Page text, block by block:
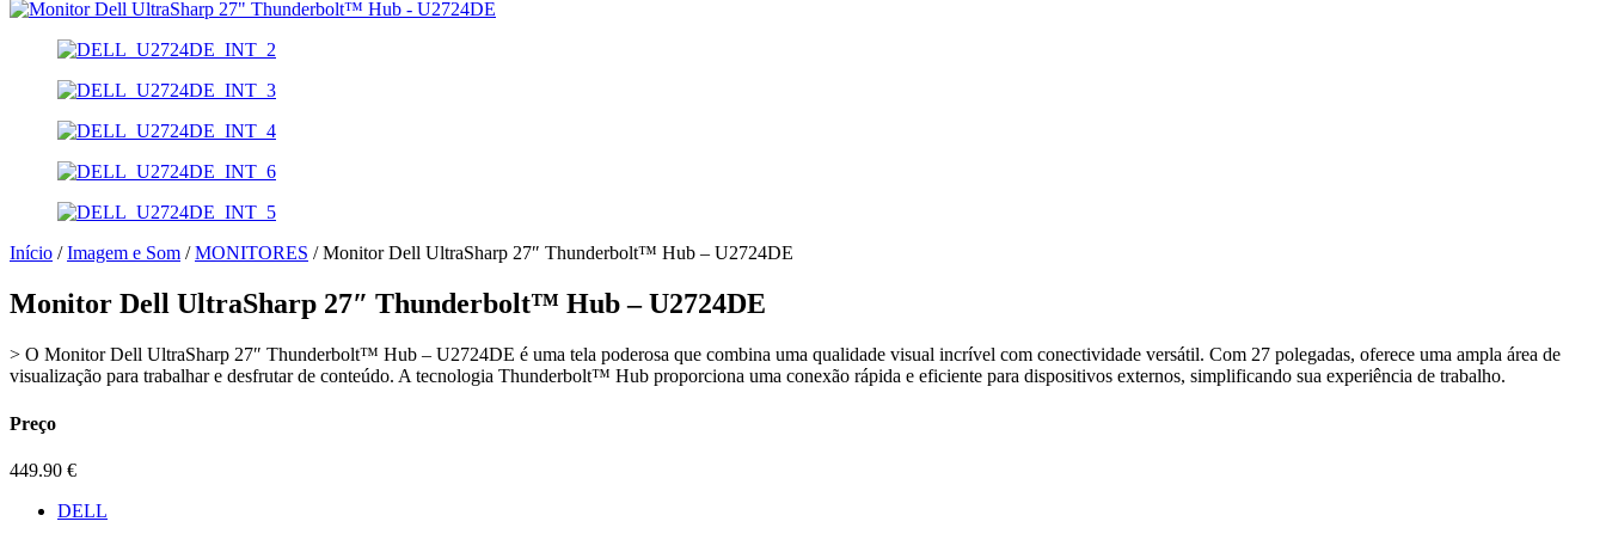
Início /Imagem e Som /MONITORES / Monitor Dell UltraSharp 27″ Thunderbolt™ Hub – U2724DE
Monitor Dell UltraSharp 27″ Thunderbolt™ Hub – U2724DE
> O Monitor Dell UltraSharp 27″ Thunderbolt™ Hub – U2724DE é uma tela poderosa que combina uma qualidade visual incrível com conectividade versátil. Com 27 polegadas, oferece uma ampla área de
visualização para trabalhar e desfrutar de conteúdo. A tecnologia Thunderbolt™ Hub proporciona uma conexão rápida e eficiente para dispositivos externos, simplificando sua experiência de trabalho.
Preço
449.90 €
DELL